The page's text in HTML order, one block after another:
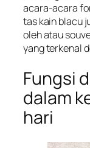
acara-acara
tas kain blacu
oleh atau
yang terkenal
Fungsi
dalam
hari